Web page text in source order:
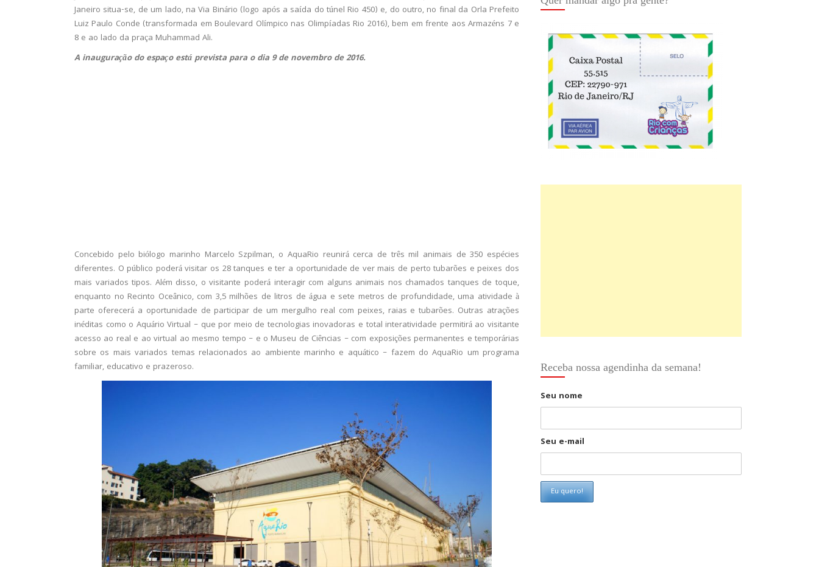
Janeiro situa-se, de um lado, na Via Binário (logo após a saída do túnel Rio 450) e, do outro, no final da Orla Prefeito
Luiz Paulo Conde (transformada em Boulevard Olímpico nas Olimpíadas Rio 2016), bem em frente aos Armazéns 7 e
8 e ao lado da praça Muhammad Ali.
A inauguração do espaço está prevista para o dia 9 de novembro de 2016.
Concebido pelo biólogo marinho Marcelo Szpilman, o AquaRio reunirá cerca de três mil animais de 350 espécies
diferentes. O público poderá visitar os 28 tanques e ter a oportunidade de ver mais de perto tubarões e peixes dos
mais variados tipos. Além disso, o visitante poderá interagir com alguns animais nos chamados tanques de toque,
enquanto no Recinto Oceânico, com 3,5 milhões de litros de água e sete metros de profundidade, uma atividade à
parte oferecerá a oportunidade de participar de um mergulho real com peixes, raias e tubarões. Outras atrações
inéditas como o Aquário Virtual – que por meio de tecnologias inovadoras e total interatividade permitirá ao visitante
acesso ao real e ao virtual ao mesmo tempo – e o Museu de Ciências – com exposições permanentes e temporárias
sobre os mais variados temas relacionados ao ambiente marinho e aquático – fazem do AquaRio um programa
familiar, educativo e prazeroso.
Receba nossa agendinha da semana!
Seu nome
Seu e-mail